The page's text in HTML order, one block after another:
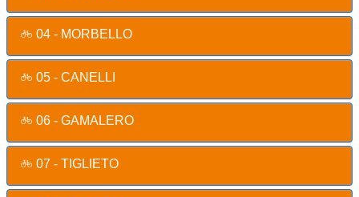
04 - MORBELLO
05 - CANELLI
06 - GAMALERO
07 - TIGLIETO